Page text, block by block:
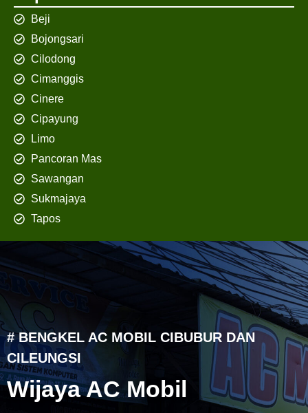
Beji
Bojongsari
Cilodong
Cimanggis
Cinere
Cipayung
Limo
Pancoran Mas
Sawangan
Sukmajaya
Tapos
# BENGKEL AC MOBIL CIBUBUR DAN
CILEUNGSI
Wijaya AC Mobil